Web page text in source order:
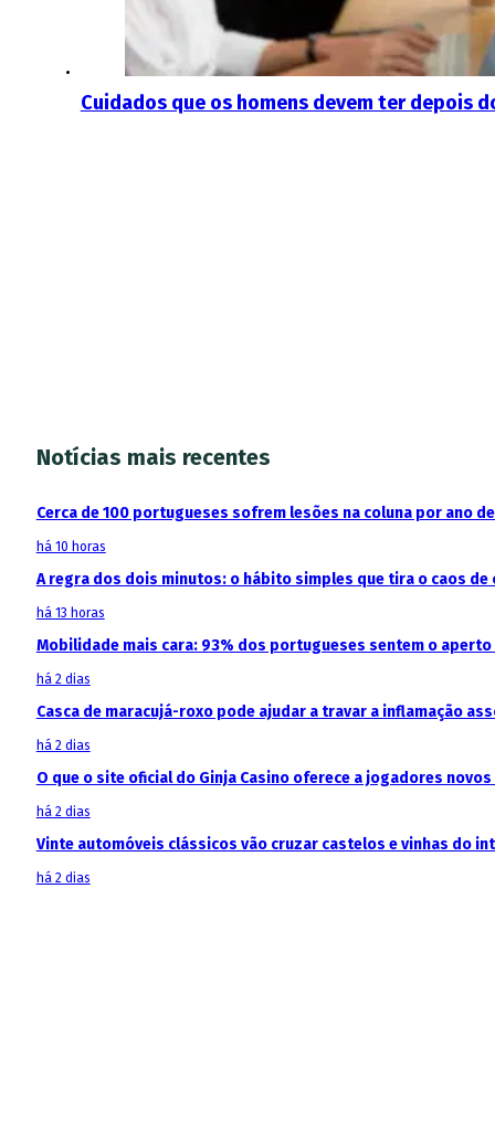
Cuidados que os homens devem ter depois
Notícias mais recentes
Cerca de 100 portugueses sofrem lesões na coluna por ano
há 10 horas
A regra dos dois minutos: o hábito simples que tira o caos de
há 13 horas
Mobilidade mais cara: 93% dos portugueses sentem o
há 2 dias
Casca de maracujá-roxo pode ajudar a travar a inflamação
há 2 dias
O que o site oficial do Ginja Casino oferece a jogadores
há 2 dias
Vinte automóveis clássicos vão cruzar castelos e vinhas do
há 2 dias